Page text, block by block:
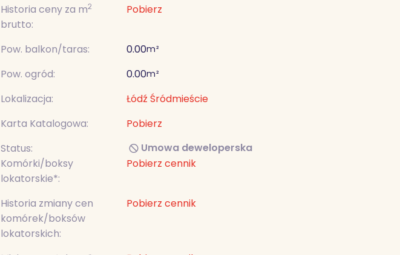
Historia ceny za m2
brutto:
Pobierz
Pow. balkon/taras: 0.00m²
Pow. ogród: 0.00m²
Lokalizacja:
Łódź Śródmieście
Karta Katalogowa:
Pobierz
Status:
Umowa deweloperska
Komórki/boksy
lokatorskie*:
Pobierz cennik
Historia zmiany cen
komórek/boksów
lokatorskich:
Pobierz cennik